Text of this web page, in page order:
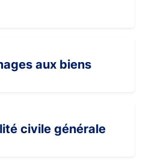
aux biens
civile générale